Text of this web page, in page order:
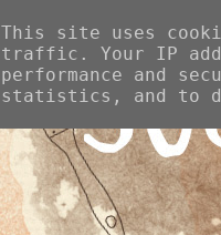
This site uses
traffic. Your IP
performance and
statistics, and to